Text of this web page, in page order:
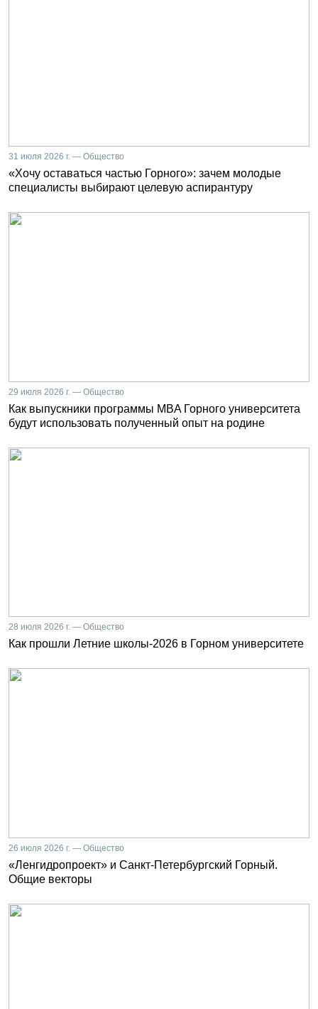
31 июля 2026 г. — Общество
«Хочу оставаться частью Горного»: зачем молодые
специалисты выбирают целевую аспирантуру
29 июля 2026 г. — Общество
Как выпускники программы MBA Горного университета
будут использовать полученный опыт на родине
28 июля 2026 г. — Общество
Как прошли Летние школы-2026 в Горном университете
26 июля 2026 г. — Общество
«Ленгидропроект» и Санкт-Петербургский Горный.
Общие векторы